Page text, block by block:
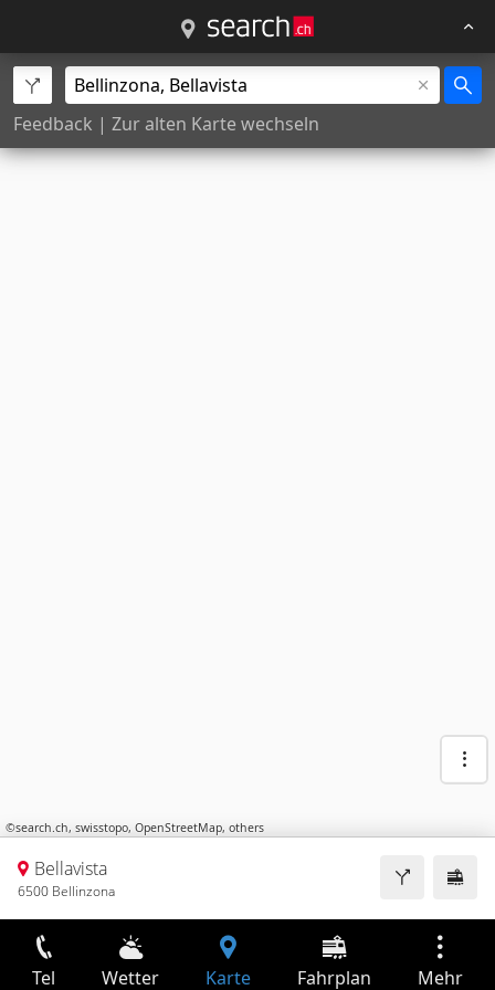
Feedback | Zur alten Karte wechseln
©search.ch, swisstopo, OpenStreetMap, others
Bellavista
6500 Bellinzona
Tel Wetter Karte Fahrplan Mehr